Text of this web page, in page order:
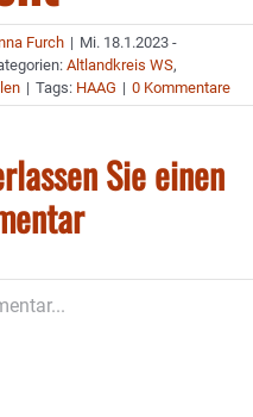
Furch | Mi. 18.1.2023 -
Altlandkreis WS,
| Tags: HAAG | 0 Kommentare
Sie einen